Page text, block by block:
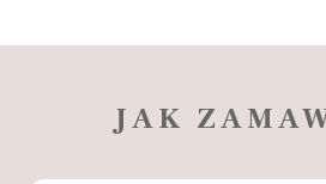
JAK